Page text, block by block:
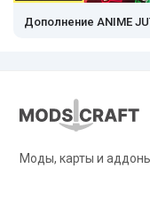
Дополнение ANIME
Моды, карты и